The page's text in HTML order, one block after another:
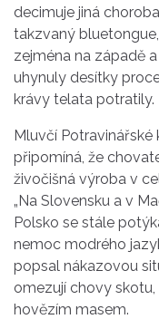
decimuje jiná
takzvaný
zejména na západě
uhynuly desítky
krávy telata potratily.
Mluvčí Potravinářské
připomíná, že
živočišná výroba v
„Na Slovensku a v
Polsko se stále
nemoc modrého
popsal nákazovou
omezují chovy
hovězím masem.